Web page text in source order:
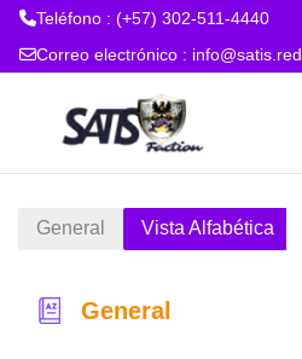
Teléfono : (+57) 302-511-4440
Correo electrónico : info@satis.red
General Vista Alfabética
General